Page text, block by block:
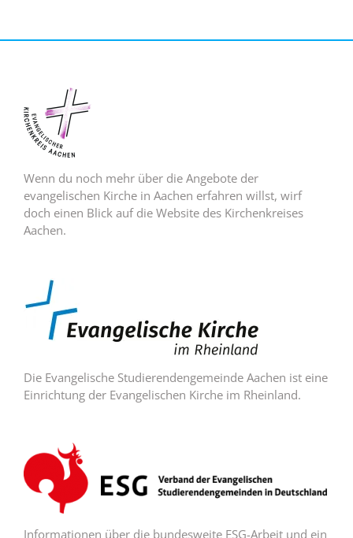
Wenn du noch mehr über die Angebote der
evangelischen Kirche in Aachen erfahren willst, wirf
doch einen Blick auf die Website des Kirchenkreises
Aachen.
Die Evangelische Studierendengemeinde Aachen ist eine
Einrichtung der Evangelischen Kirche im Rheinland.
Informationen über die bundesweite ESG-Arbeit und ein